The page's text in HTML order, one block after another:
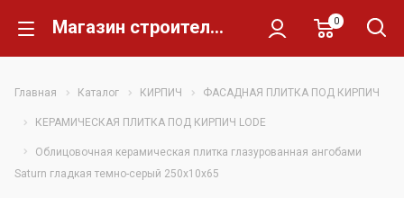
Магазин строительных материалов Склад Кирпича 0
Главная Каталог КИРПИЧ ФАСАДНАЯ ПЛИТКА ПОД КИРПИЧ
КЕРАМИЧЕСКАЯ ПЛИТКА ПОД КИРПИЧ LODE
Облицовочная керамическая плитка глазурованная ангобами
Saturn гладкая темно-серый 250x10x65